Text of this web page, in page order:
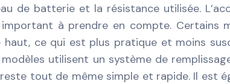
de batterie et la résistance utilisée.
à prendre en compte. Certains
haut, ce qui est plus pratique et moins
modèles utilisent un système de
tout de même simple et rapide. Il est